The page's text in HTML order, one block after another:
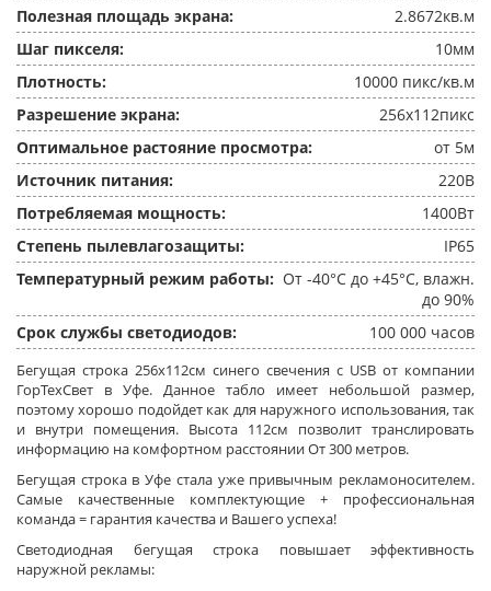
Полезная площадь экрана:
2.8672кв.м
Шаг пикселя:
10мм
Плотность:
10000 пикс/кв.м
Разрешение экрана:
256x112пикс
Оптимальное растояние просмотра:
от 5м
Источник питания:
220В
Потребляемая мощность:
1400Вт
Степень пылевлагозащиты:
IP65
Температурный режим работы: От -40°C до +45°C, влажн.
до 90%
Срок службы светодиодов:
100 000 часов
Бегущая строка 256x112см синего свечения c USB от компании
ГорТехСвет в Уфе. Данное табло имеет небольшой размер,
поэтому хорошо подойдет как для наружного использования, так
и внутри помещения. Высота 112см позволит транслировать
информацию на комфортном расстоянии От 300 метров.
Бегущая строка в Уфе стала уже привычным рекламоносителем.
Самые качественные комплектующие + профессиональная
команда = гарантия качества и Вашего успеха!
Светодиодная бегущая строка повышает эффективность
наружной рекламы: